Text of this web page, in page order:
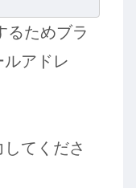
るためブラ
アドレ
てくださ